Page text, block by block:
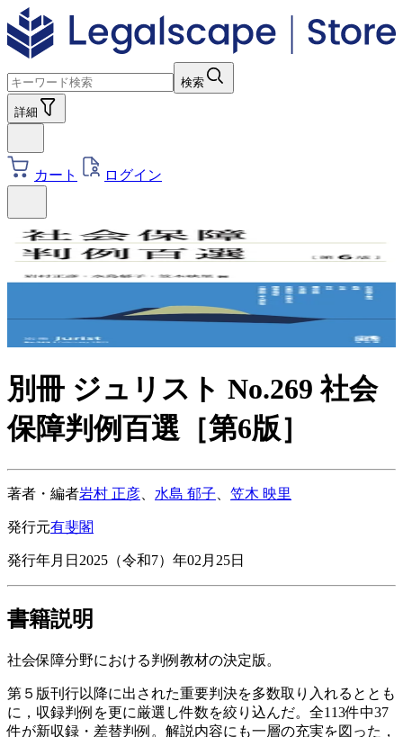
検索
詳細
カート ログイン
別冊 ジュリスト No.269 社会
保障判例百選［第6版］
著者・編者岩村 正彦 水島 郁子 笠木 映里
発行元有斐閣
発行年月日 2025（令和7）年02月25日
書籍説明
社会保障分野における判例教材の決定版。
第５版刊行以降に出された重要判決を多数取り入れるととも
に，収録判例を更に厳選し件数を絞り込んだ。全113件中37
件が新収録・差替判例。解説内容にも一層の充実を図った，